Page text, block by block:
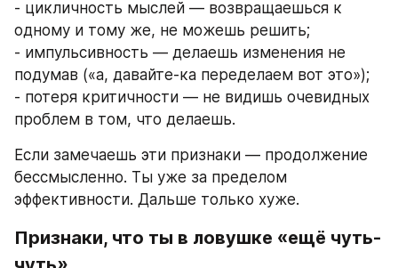
- цикличность мыслей — возвращаешься к
одному и тому же, не можешь решить;
- импульсивность — делаешь изменения не
подумав («а, давайте-ка переделаем вот это»);
- потеря критичности — не видишь очевидных
проблем в том, что делаешь.
Если замечаешь эти признаки — продолжение
бессмысленно. Ты уже за пределом
эффективности. Дальше только хуже.
Признаки, что ты в ловушке «ещё чуть-